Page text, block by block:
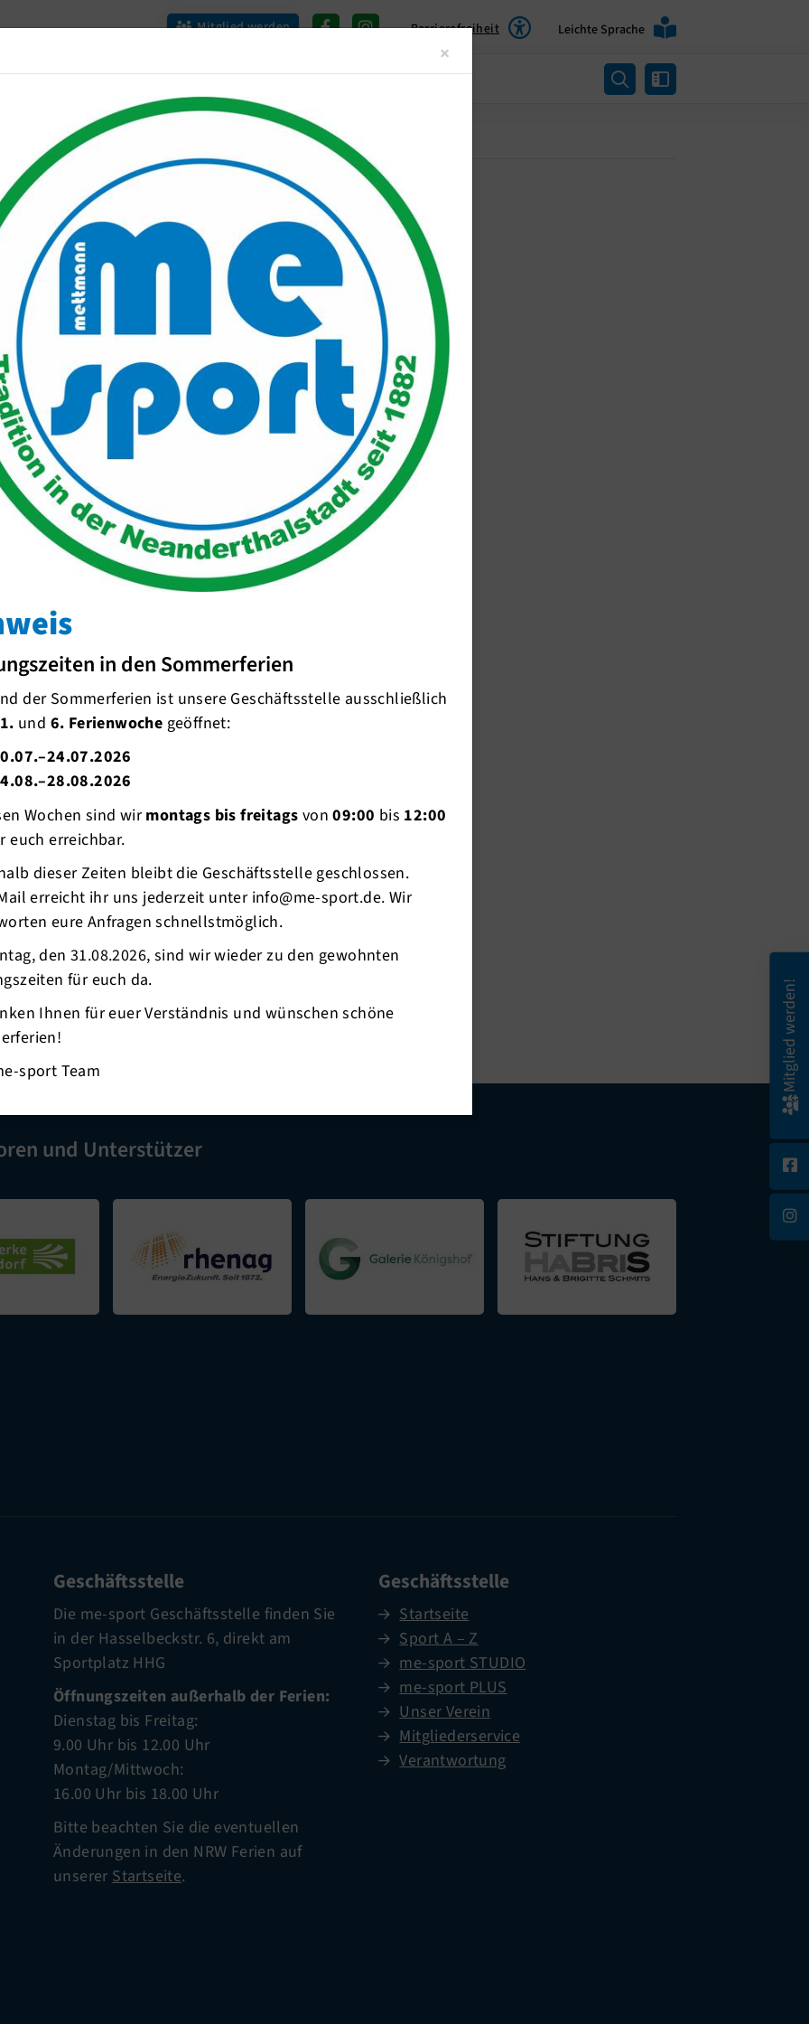
Mitglied werden Barrierefreiheit Leichte Sprache
PLUS Unser Verein Mitgliederservice Verantwortung
in
Beutner
02104 - 53160
Elzner
2013 4649
(Leistungshobby) Herren
Beutner
02104 - 53160
Jugendtrainer
Jugendwart
Herbst
Mixed I
Rodermann
6057993
IV
Elzner
III
Schmidt / Antje Nieland
erreichen Sie uns auch unter info@me-sport.de
und Unterstützer
Geschäftsstelle
Die me-sport Geschäftsstelle finden Sie
in der Hasselbeckstr. 6, direkt am
Sportplatz HHG
Öffnungszeiten außerhalb der Ferien:
Dienstag bis Freitag:
9.00 Uhr bis 12.00 Uhr
Montag/Mittwoch:
16.00 Uhr bis 18.00 Uhr
Bitte beachten Sie die eventuellen
Änderungen in den NRW Ferien auf
unsererStartseite.
Geschäftsstelle
Startseite
Sport A – Z
me-sport STUDIO
me-sport PLUS
Unser Verein
Mitgliederservice
Verantwortung
Mitglied werden!
×
in den Sommerferien
der Sommerferien ist unsere Geschäftsstelle ausschließlich
und 6. Ferienwoche geöffnet:
Wochen sind wirmontags bis freitags von09:00 bis 12:00
euch erreichbar.
dieser Zeiten bleibt die Geschäftsstelle geschlossen.
erreicht ihr uns jederzeit unter info@me-sport.de. Wir
eure Anfragen schnellstmöglich.
den 31.08.2026, sind wir wieder zu den gewohnten
für euch da.
Ihnen für euer Verständnis und wünschen schöne
sport Team